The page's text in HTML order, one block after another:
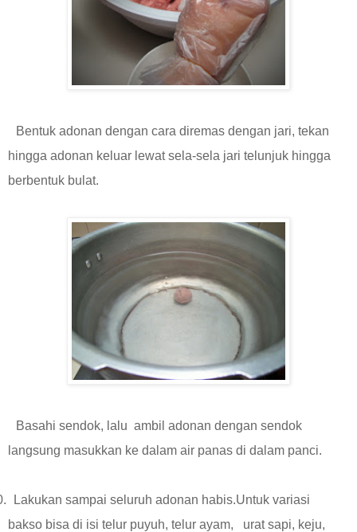
Bentuk adonan dengan cara diremas dengan jari, tekan
hingga adonan keluar lewat sela-sela jari telunjuk hingga
berbentuk bulat.
Basahi sendok, lalu ambil adonan dengan sendok
langsung masukkan ke dalam air panas di dalam panci.
Lakukan sampai seluruh adonan habis.Untuk variasi
bakso bisa di isi telur puyuh, telur ayam, urat sapi, keju,